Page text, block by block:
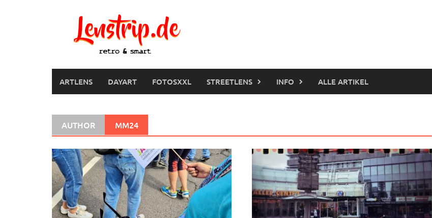
ARTLENS DAYART FOTOSXXL STREETLENS INFO ALLE ARTIKEL
AUTHOR MM24